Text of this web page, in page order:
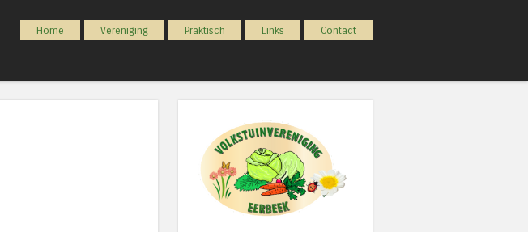
Menu
Spring naar inhoud
Home Vereniging Praktisch Links Contact